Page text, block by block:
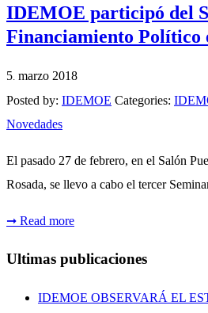
IDEMOE participó del
Financiamiento Político
5 marzo 2018
Posted by: IDEMOE Categories:
Novedades
El pasado 27 de febrero, en el Salón
Rosada, se llevo a cabo el tercer
➞ Read more
Ultimas publicaciones
IDEMOE OBSERVARÁ EL